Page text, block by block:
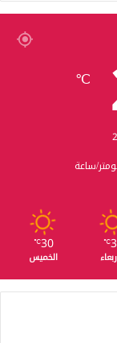
℃
℃
30
℃
الخميس